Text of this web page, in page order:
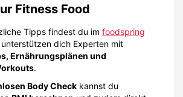
Fitness Food
Tipps findest du im foodspring
unterstützen dich Experten mit
Ernährungsplänen und
.
Body Check kannst du